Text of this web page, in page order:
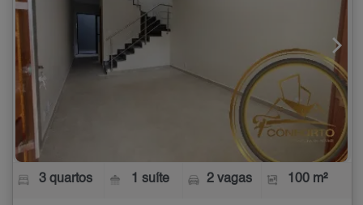
3 quartos 1 suíte 2 vagas 100 m²